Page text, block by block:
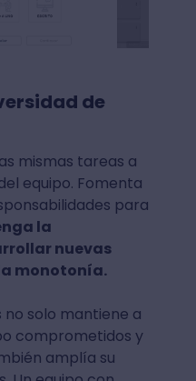
de
mismas tareas a
equipo. Fomenta
para
la
nuevas
monotonía.
no solo mantiene a
comprometidos y
amplía su